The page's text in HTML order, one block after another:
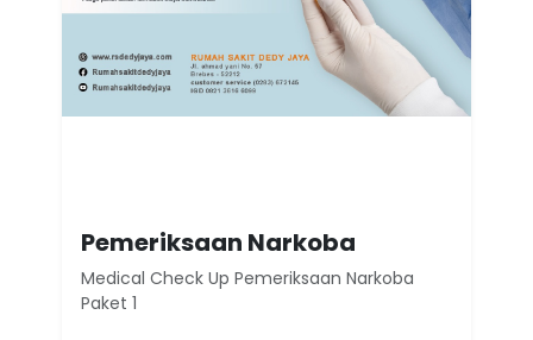
Pemeriksaan Narkoba
Medical Check Up Pemeriksaan Narkoba
Paket 1